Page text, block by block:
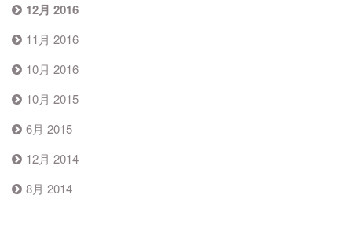
12月 2016
11月 2016
10月 2016
10月 2015
6月 2015
12月 2014
8月 2014